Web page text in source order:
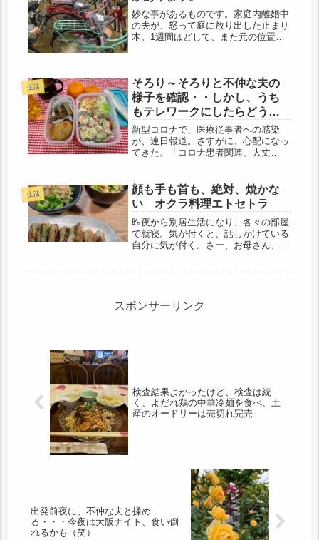
妙な事があるものです。家庭内離婚中
の夫が、怒って庭に放り出した止まり
木。1週間ほどして、また元の位置に
ら、ネズミやカラスが止まってかもし
れない...
生活
そろり～そろりと不仲な夫の
様子を確認・・しかし、うち
もテレワークにしたらどうな
の？
新型コロナで、医療従事者への感染
が、連日報道。さすがに、心配になっ
てきた。「コロナ患者関連、大丈
夫」で終わり。なんだかねぇ・・・看
護師も発病してるようだけど・・・。
でも、消毒...
生活
顔も手も首も、絶対、焼かな
い オクラ料理エトセトラ
昨夜から別居生活になり、各々の部屋
で就寝。気が付くと、話しかけている
自分に気が付く。さー、お母さん、ネ
ヨ...
スポンサーリンク
検査結果よかったけど、検査は続
く、よだれ鶏の中華冷麺を食べ、土
産のオードリーは売切れ完売
出発前夜に、不仲な夫と揉め
る・・・今夜は大阪ナイト、食い倒
れるかも（笑）